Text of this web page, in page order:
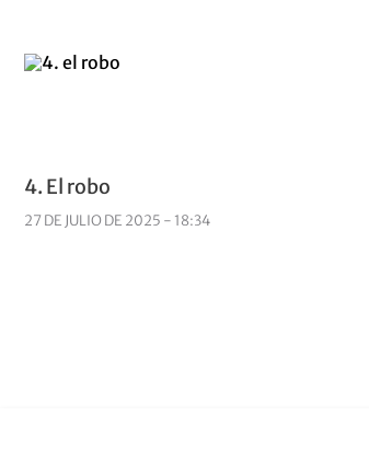
4. El robo
27 DE JULIO DE 2025 - 18:34